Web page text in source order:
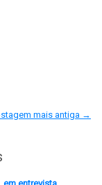
mais antiga →